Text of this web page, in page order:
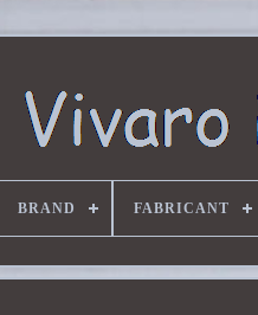
BRAND FABRICANT